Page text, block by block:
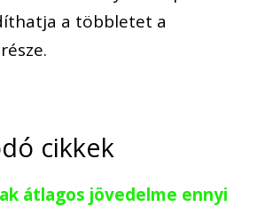
a többletet a
cikkek
átlagos jövedelme ennyi